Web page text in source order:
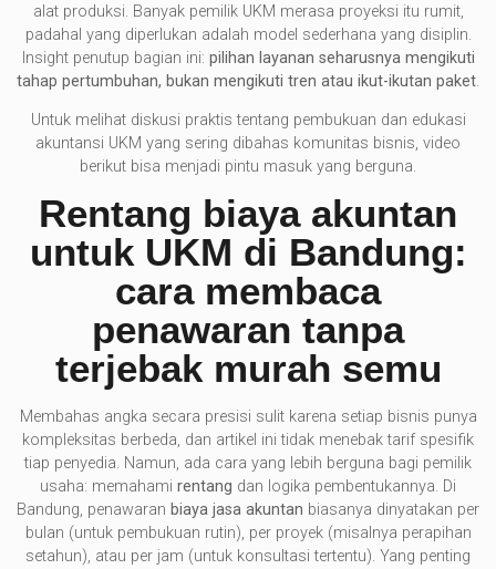
alat produksi. Banyak pemilik UKM merasa proyeksi itu rumit,
padahal yang diperlukan adalah model sederhana yang disiplin.
Insight penutup bagian ini: pilihan layanan seharusnya mengikuti
tahap pertumbuhan, bukan mengikuti tren atau ikut-ikutan paket.
Untuk melihat diskusi praktis tentang pembukuan dan edukasi
akuntansi UKM yang sering dibahas komunitas bisnis, video
berikut bisa menjadi pintu masuk yang berguna.
Rentang biaya akuntan
untuk UKM di Bandung:
cara membaca
penawaran tanpa
terjebak murah semu
Membahas angka secara presisi sulit karena setiap bisnis punya
kompleksitas berbeda, dan artikel ini tidak menebak tarif spesifik
tiap penyedia. Namun, ada cara yang lebih berguna bagi pemilik
usaha: memahami rentang dan logika pembentukannya. Di
Bandung, penawaran biaya jasa akuntan biasanya dinyatakan per
bulan (untuk pembukuan rutin), per proyek (misalnya perapihan
setahun), atau per jam (untuk konsultasi tertentu). Yang penting